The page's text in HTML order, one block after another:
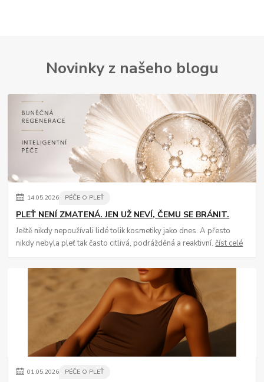
Novinky z našeho blogu
14.05.2026 PÉČE O PLEŤ
PLEŤ NENÍ ZMATENÁ. JEN UŽ NEVÍ, ČEMU SE BRÁNIT.
Ještě nikdy nepoužívali lidé tolik kosmetiky jako dnes. A přesto
nikdy nebyla pleť tak často citlivá, podrážděná a reaktivní.číst celé
01.05.2026 PÉČE O PLEŤ